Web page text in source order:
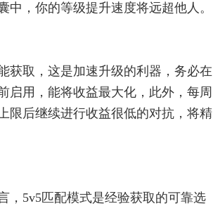
，你的等级提升速度将远超他人。
获取，这是加速升级的利器，务必在
启用，能将收益最大化，此外，每周
限后继续进行收益很低的对抗，将精
，5v5匹配模式是经验获取的可靠选